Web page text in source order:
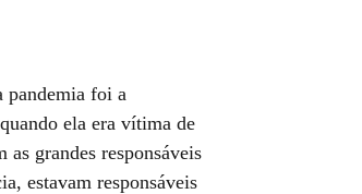
pandemia foi a
ela era vítima de
grandes responsáveis
estavam responsáveis